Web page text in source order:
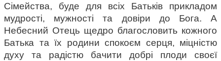
Сімейства, буде для всіх Батьків прикладом
мудрості, мужності та довіри до Бога. А
Небесний Отець щедро благословить кожного
Батька та їх родини спокоєм серця, міцністю
духу та радістю бачити добрі плоди своєї